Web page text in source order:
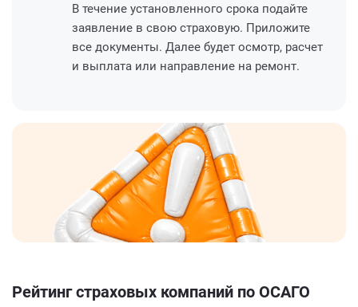
В течение установленного срока подайте
заявление в свою страховую. Приложите
все документы. Далее будет осмотр, расчет
и выплата или направление на ремонт.
Рейтинг страховых компаний по ОСАГО